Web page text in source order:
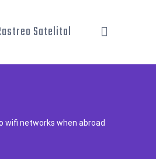
Satelital
wifi networks when abroad